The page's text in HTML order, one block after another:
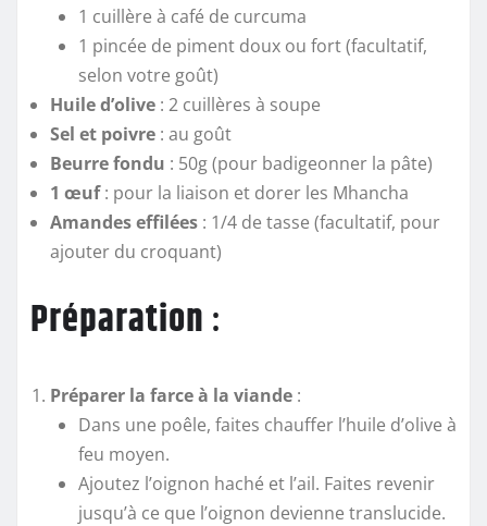
1 cuillère à café de curcuma
1 pincée de piment doux ou fort (facultatif,
selon votre goût)
Huile d’olive : 2 cuillères à soupe
Sel et poivre : au goût
Beurre fondu : 50g (pour badigeonner la pâte)
1 œuf: pour la liaison et dorer les Mhancha
Amandes effilées : 1/4 de tasse (facultatif, pour
ajouter du croquant)
Préparation:
Préparer la farce à la viande :
Dans une poêle, faites chauffer l’huile d’olive à
feu moyen.
Ajoutez l’oignon haché et l’ail. Faites revenir
jusqu’à ce que l’oignon devienne translucide.